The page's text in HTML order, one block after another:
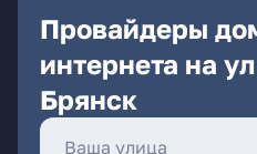
Провайдеры
интернета на
Брянск